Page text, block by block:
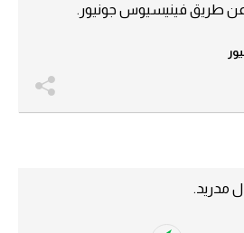
عن طريق فينيسيوس جونيور.
مدريد.